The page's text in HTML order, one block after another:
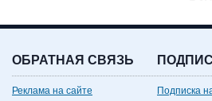
ОБРАТНАЯ СВЯЗЬ
Реклама на сайте
Подписка